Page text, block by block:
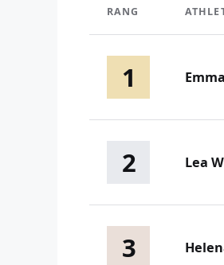
RANG
1
2 Lea
3